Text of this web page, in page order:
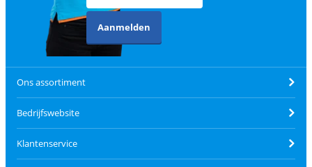
Aanmelden
Ons assortiment
Bedrijfswebsite
Klantenservice